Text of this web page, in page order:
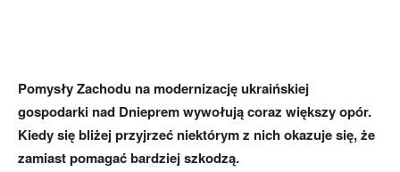
Pomysły Zachodu na modernizację ukraińskiej
gospodarki nad Dnieprem wywołują coraz większy opór.
Kiedy się bliżej przyjrzeć niektórym z nich okazuje się, że
zamiast pomagać bardziej szkodzą.